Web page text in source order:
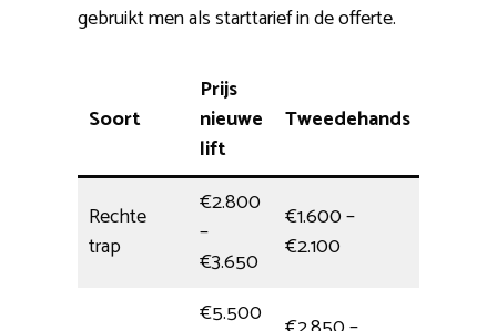
gebruikt men als starttarief in de offerte.
Soort
Prijs
nieuwe
lift
Tweedehands
Rechte
trap
€2.800
–
€3.650
€1.600 –
€2.100
€5.500